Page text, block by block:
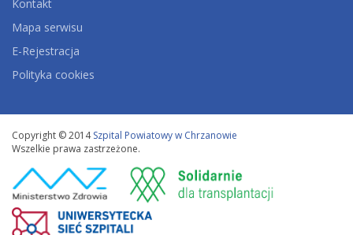
Kontakt
Mapa serwisu
E-Rejestracja
Polityka cookies
Copyright © 2014Szpital Powiatowy w Chrzanowie
Wszelkie prawa zastrzeżone.